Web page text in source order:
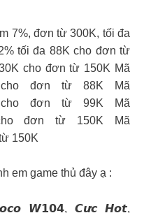
7%, đơn từ 300K, tối đa
tối đa 88K cho đơn từ
cho đơn từ 150K Mã
cho đơn từ 88K Mã
cho đơn từ 99K Mã
đơn từ 150K Mã
150K
em game thủ đây ạ :
𝙒𝟭𝟬𝟰, 𝘾𝙪̛̣𝙘 𝙃𝙤𝙩,